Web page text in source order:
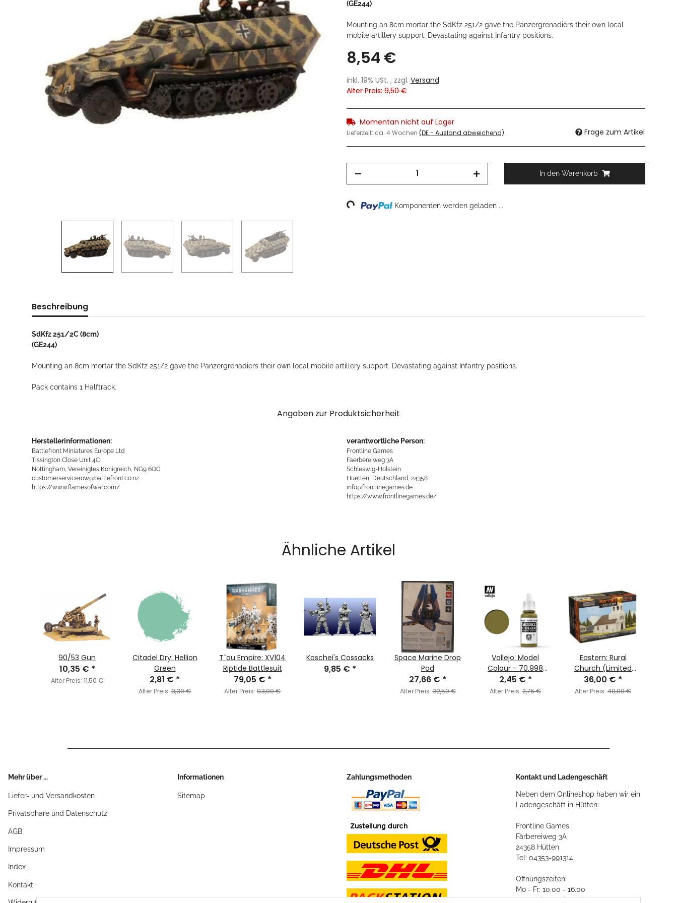
(GE244)
Mounting an 8cm mortar the SdKfz 251/2 gave the Panzergrenadiers their own local
mobile artillery support. Devastating against Infantry positions.
8,54 €
inkl. 19% USt. , zzgl. Versand
Alter Preis: 9,50 €
Momentan nicht auf Lager
Lieferzeit: ca. 4 Wochen (DE - Ausland abweichend) Frage zum Artikel
In den Warenkorb
Loading... Komponenten werden geladen ...
Beschreibung
SdKfz 251/2C (8cm)
(GE244)
Mounting an 8cm mortar the SdKfz 251/2 gave the Panzergrenadiers their own local mobile artillery support. Devastating against Infantry positions.
Pack contains 1 Halftrack.
Angaben zur Produktsicherheit
Herstellerinformationen:
Battlefront Miniatures Europe Ltd
Tissington Close Unit 4C
Nottingham, Vereinigtes Königreich, NG9 6QG
customerservicerow@battlefront.co.nz
https://www.flamesofwar.com/
verantwortliche Person:
Frontline Games
Faerbereiweg 3A
Schleswig-Holstein
Huetten, Deutschland, 24358
info@frontlinegames.de
https://www.frontlinegames.de/
Ähnliche Artikel
90/53 Gun
10,35 € *
Alter Preis: 11,50 €
Citadel Dry: Hellion
Green
2,81 € *
Alter Preis: 3,30 €
T`au Empire: XV104
Riptide Battlesuit
79,05 € *
Alter Preis: 93,00 €
Koschei's Cossacks
9,85 € *
Space Marine Drop
Pod
27,66 € *
Alter Preis:32,50 €
Vallejo: Model
Colour - 70.998
Bronze (MC175)
2,45 € *
Alter Preis: 2,75 €
Eastern: Rural
Church (Limited
Edition)
36,00 € *
Alter Preis: 40,00 €
Mehr über ...
Liefer- und Versandkosten
Privatsphäre und Datenschutz
AGB
Impressum
Index
Kontakt
Informationen
Sitemap
Zahlungsmethoden Kontakt und Ladengeschäft
Neben dem Onlineshop haben wir ein
Ladengeschäft in Hütten:
Frontline Games
Färbereiweg 3A
24358 Hütten
Tel: 04353-991314
Öffnungszeiten:
Mo - Fr: 10.00 - 16.00
Oder mit Terminvereinbarung